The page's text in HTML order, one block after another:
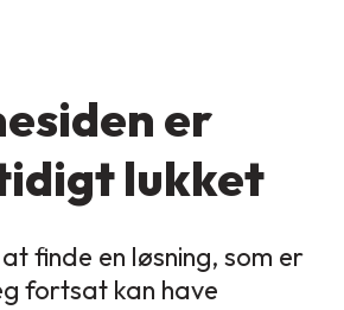
er
lukket
finde en løsning, som er
fortsat kan have